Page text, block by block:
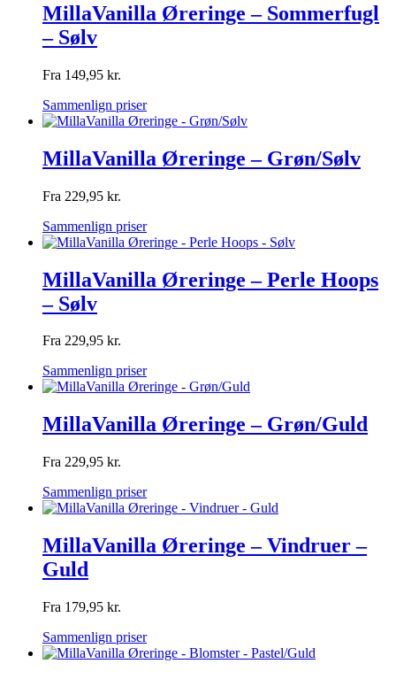
MillaVanilla Øreringe – Sommerfugl
– Sølv
Fra 149,95 kr.
Sammenlign priser
MillaVanilla Øreringe – Grøn/Sølv
Fra 229,95 kr.
Sammenlign priser
MillaVanilla Øreringe – Perle Hoops
– Sølv
Fra 229,95 kr.
Sammenlign priser
MillaVanilla Øreringe – Grøn/Guld
Fra 229,95 kr.
Sammenlign priser
MillaVanilla Øreringe – Vindruer –
Guld
Fra 179,95 kr.
Sammenlign priser